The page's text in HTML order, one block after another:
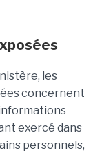
les
concernent
exercé dans
personnels,